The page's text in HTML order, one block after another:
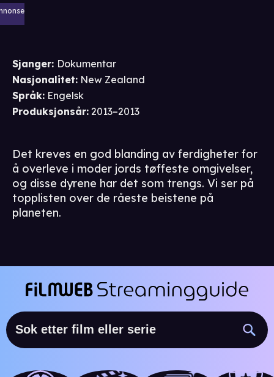
Sjanger: Dokumentar
Nasjonalitet: New Zealand
Språk: Engelsk
Produksjonsår: 2013–2013
Det kreves en god blanding av ferdigheter for
å overleve i moder jords tøffeste omgivelser,
og disse dyrene har det som trengs. Vi ser på
topplisten over de råeste beistene på
planeten.